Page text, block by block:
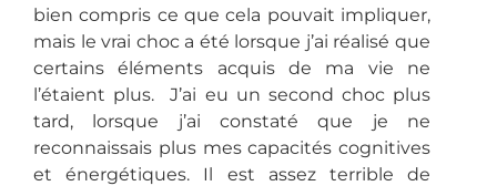
bien compris ce que cela pouvait impliquer,
mais le vrai choc a été lorsque j’ai réalisé que
certains éléments acquis de ma vie ne
l’étaient plus. J’ai eu un second choc plus
tard, lorsque j’ai constaté que je ne
reconnaissais plus mes capacités cognitives
et énergétiques. Il est assez terrible de